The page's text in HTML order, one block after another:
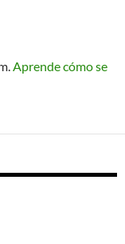
Aprende cómo se